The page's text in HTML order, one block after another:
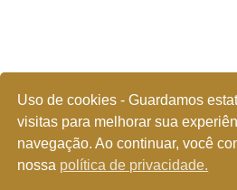
Contrato Verde E Amarelo: MP É Prorrogada Por 60 Dias
Uso de cookies - Guardamos
visitas para melhorar sua
navegação. Ao continuar, você
nossa política de privacidade.